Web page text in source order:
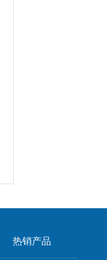
热销产品